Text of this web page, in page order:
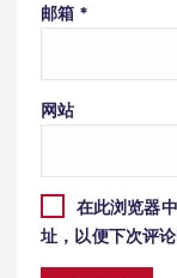
邮箱 *
网站
在此浏览器
址，以便下次评论